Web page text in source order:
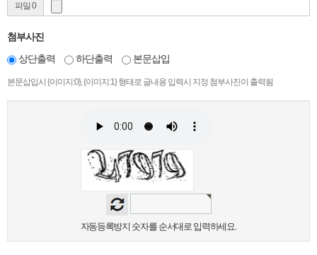
파일 0
첨부사진
상단출력
하단출력 본문삽입
본문삽입시 {이미지:0}, {이미지:1} 형태로 글내용 입력시 지정 첨부사진이 출력됨
자동등록방지 숫자를 순서대로 입력하세요.